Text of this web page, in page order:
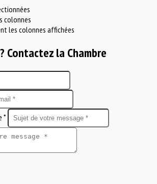
colonnes
les colonnes affichées
Contactez la Chambre
*